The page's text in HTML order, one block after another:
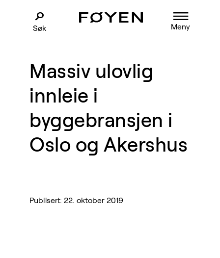
Søk Meny
Massiv ulovlig
innleie i
byggebransjen i
Oslo og Akershus
Publisert: 22. oktober 2019